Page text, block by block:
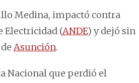
Medina, impactó contra
Electricidad (ANDE) y dejó sin
Asunción.
Nacional que perdió el